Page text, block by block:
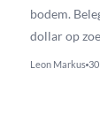
bodem.
dollar op
Leon Markus